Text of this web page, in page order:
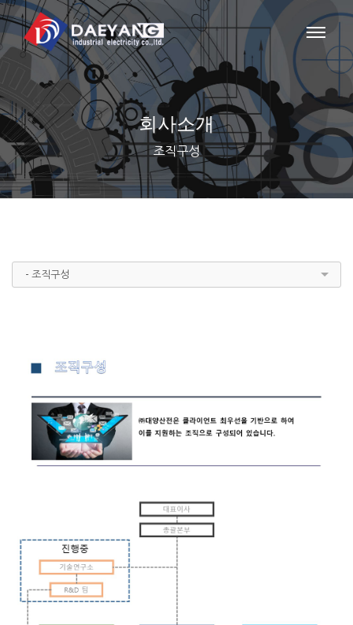
회사소개
조직구성
- 조직구성